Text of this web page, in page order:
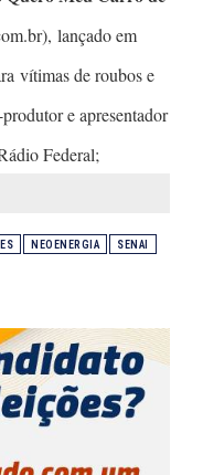
lançado em
vítimas de roubos e
e apresentador
Federal;
NEOENERGIA SENAI